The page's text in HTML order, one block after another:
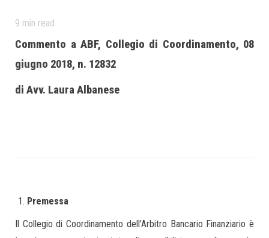
9 min read
Commento a ABF, Collegio di Coordinamento, 08
giugno 2018, n. 12832
di Avv. Laura Albanese
Premessa
Il Collegio di Coordinamento dell’Arbitro Bancario Finanziario è